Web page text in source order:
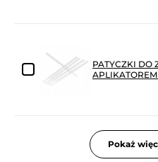
PATYCZKI DO
Pokaż